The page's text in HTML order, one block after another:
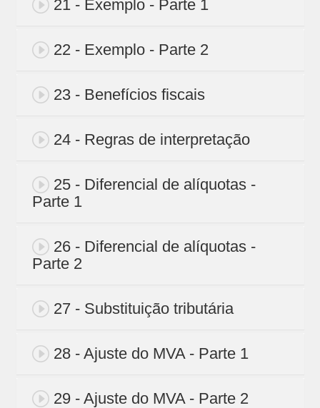
21 - Exemplo - Parte 1
22 - Exemplo - Parte 2
23 - Benefícios fiscais
24 - Regras de interpretação
25 - Diferencial de alíquotas -
Parte 1
26 - Diferencial de alíquotas -
Parte 2
27 - Substituição tributária
28 - Ajuste do MVA - Parte 1
29 - Ajuste do MVA - Parte 2